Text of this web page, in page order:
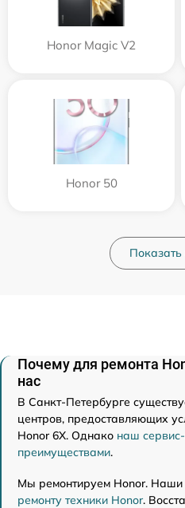
Honor Magic V2
Honor 50
Почему для ремонта
нас
В Санкт-Петербурге
центров, предоставляющих
Honor 6X. Однако наш
преимуществами.
Мы ремонтируем Honor. Наши
ремонту техники Honor.